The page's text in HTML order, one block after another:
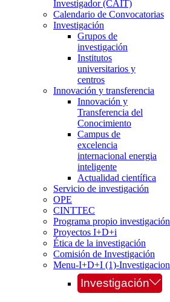
Investigador (CAIT)
Calendario de Convocatorias
Investigación
Grupos de
investigación
Institutos
universitarios y
centros
Innovación y transferencia
Innovación y
Transferencia del
Conocimiento
Campus de
excelencia
internacional energia
inteligente
Actualidad científica
Servicio de investigación
OPE
CINTTEC
Programa propio investigación
Proyectos I+D+i
Ética de la investigación
Comisión de Investigación
Menu-I+D+I (1)-Investigacion
Investigación